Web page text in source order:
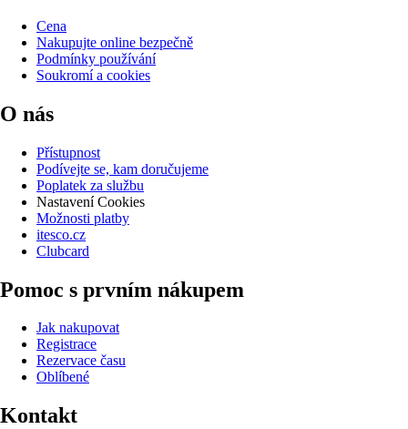
Cena
Nakupujte online bezpečně
Podmínky používání
Soukromí a cookies
O nás
Přístupnost
Podívejte se, kam doručujeme
Poplatek za službu
Nastavení Cookies
Možnosti platby
itesco.cz
Clubcard
Pomoc s prvním nákupem
Jak nakupovat
Registrace
Rezervace času
Oblíbené
Kontakt